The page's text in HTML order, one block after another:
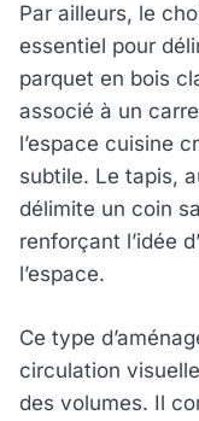
Par ailleurs, le
essentiel pour
parquet en bois
associé à un
l’espace cuisine
subtile. Le tapis,
délimite un coin
renforçant l’idée
l’espace.
Ce type
circulation
des volumes. Il